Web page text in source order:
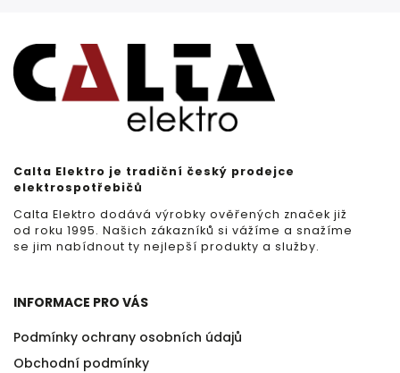
Calta Elektro je tradiční český prodejce
elektrospotřebičů
Calta Elektro dodává výrobky ověřených značek již
od roku 1995. Našich zákazníků si vážíme a snažíme
se jim nabídnout ty nejlepší produkty a služby.
INFORMACE PRO VÁS
Podmínky ochrany osobních údajů
Obchodní podmínky